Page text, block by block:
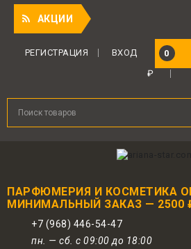
АКЦИИ
0
РЕГИСТРАЦИЯ
ВХОД
₽
ПАРФЮМЕРИЯ И КОСМЕТИКА
МИНИМАЛЬНЫЙ ЗАКАЗ — 2500
+7 (968) 446-54-47
пн. — сб. с 09:00 до 18:00
Для авторизованных
предоставляется 1
от совершенной